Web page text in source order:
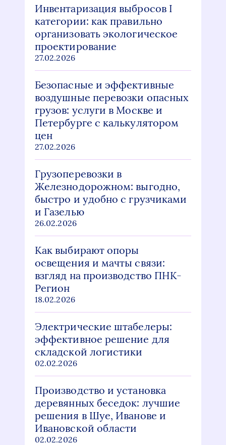
Инвентаризация выбросов I
категории: как правильно
организовать экологическое
проектирование
27.02.2026
Безопасные и эффективные
воздушные перевозки опасных
грузов: услуги в Москве и
Петербурге с калькулятором
цен
27.02.2026
Грузоперевозки в
Железнодорожном: выгодно,
быстро и удобно с грузчиками
и Газелью
26.02.2026
Как выбирают опоры
освещения и мачты связи:
взгляд на производство ПНК-
Регион
18.02.2026
Электрические штабелеры:
эффективное решение для
складской логистики
02.02.2026
Производство и установка
деревянных беседок: лучшие
решения в Шуе, Иванове и
Ивановской области
02.02.2026